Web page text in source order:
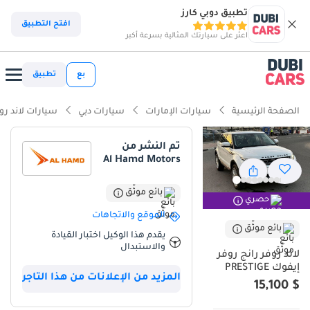
تطبيق دوبي كارز
اعثر على سيارتك المثالية بسرعة أكبر
افتح التطبيق
بع تطبيق
الصفحة الرئيسية سيارات الإمارات سيارات دبي سيارات لاند
حصري
بائع موثّق
لاند روفر رانج روفر
إيفوك PRESTIGE
$ 15,100
تم النشر من
Al Hamd Motors
بائع موثّق
الموقع والاتجاهات
يقدم هذا الوكيل اختبار القيادة
والاستبدال
المزيد من الإعلانات من هذا التاجر
ذكاء دوبي كارز
ذكاء دوبيكارز
تصنيف السلامة 5 نجوم من NCAP
معيار نظام الصوت من الدرجة الأولى
مصمم خصيصًا للطرق الوعرة
ملخص
سوق دول مجلس التعاون الخليجي، إذ تجمع بين عداد كيلومترات منخفض
للغاية بالنسبة لعمرها ومحرك ديزل يزداد الطلب عليه لكفاءته العالية.